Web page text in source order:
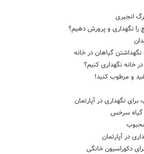
انجیری
را نگهداری و پرورش دهیم؟
خانه نگهداری کنیم؟
و مرطوب کنید!
نگهداری در آپارتمان
گیاه سرخس
در آپارتمان
دکوراسیون خانگی